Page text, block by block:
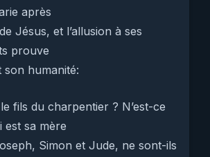
après
Jésus, et l’allusion à ses
prouve
son humanité:
fils du charpentier ? N’est-ce
est sa mère
Simon et Jude, ne sont-ils